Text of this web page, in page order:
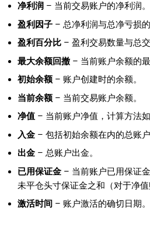
净利润 – 当前交易账户的净利润。
盈利因子– 总净利润与总净亏损的
盈利百分比– 盈利交易数量与总交
最大余额回撤– 当前账户余额的最
初始余额– 账户创建时的余额。
当前余额– 当前交易账户余额。
净值– 当前账户净值，计算方法
入金– 包括初始余额在内的总账户
出金– 总账户出金。
已用保证金– 当前账户已用保证
未平仓头寸保证金之和（对于净值
激活时间 – 账户激活的确切日期。